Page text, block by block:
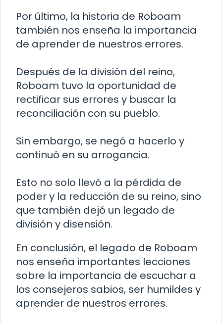
Por último, la historia de Roboam
también nos enseña la importancia
de aprender de nuestros errores.
Después de la división del reino,
Roboam tuvo la oportunidad de
rectificar sus errores y buscar la
reconciliación con su pueblo.
Sin embargo, se negó a hacerlo y
continuó en su arrogancia.
Esto no solo llevó a la pérdida de
poder y la reducción de su reino, sino
que también dejó un legado de
división y disensión.
En conclusión, el legado de Roboam
nos enseña importantes lecciones
sobre la importancia de escuchar a
los consejeros sabios, ser humildes y
aprender de nuestros errores.